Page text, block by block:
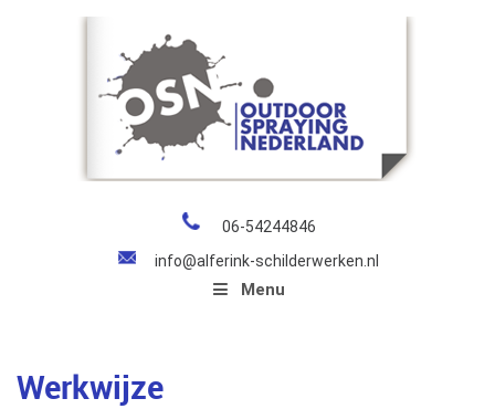
06-54244846
info@alferink-schilderwerken.nl
Menu
Werkwijze